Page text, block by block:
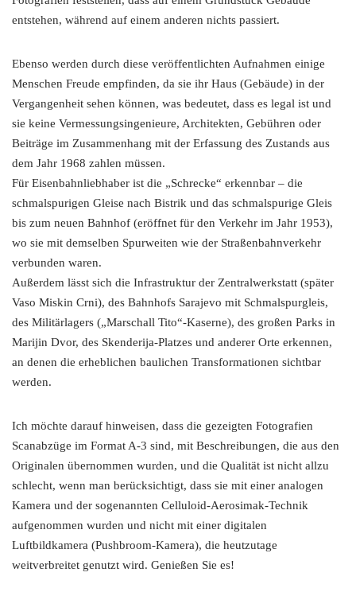
entstehen, während auf einem anderen nichts passiert.
Ebenso werden durch diese veröffentlichten Aufnahmen einige
Menschen Freude empfinden, da sie ihr Haus (Gebäude) in der
Vergangenheit sehen können, was bedeutet, dass es legal ist und
sie keine Vermessungsingenieure, Architekten, Gebühren oder
Beiträge im Zusammenhang mit der Erfassung des Zustands aus
dem Jahr 1968 zahlen müssen.
Für Eisenbahnliebhaber ist die „Schrecke“ erkennbar – die
schmalspurigen Gleise nach Bistrik und das schmalspurige Gleis
bis zum neuen Bahnhof (eröffnet für den Verkehr im Jahr 1953),
wo sie mit demselben Spurweiten wie der Straßenbahnverkehr
verbunden waren.
Außerdem lässt sich die Infrastruktur der Zentralwerkstatt (später
Vaso Miskin Crni), des Bahnhofs Sarajevo mit Schmalspurgleis,
des Militärlagers („Marschall Tito“-Kaserne), des großen Parks in
Marijin Dvor, des Skenderija-Platzes und anderer Orte erkennen,
an denen die erheblichen baulichen Transformationen sichtbar
werden.
Ich möchte darauf hinweisen, dass die gezeigten Fotografien
Scanabzüge im Format A-3 sind, mit Beschreibungen, die aus den
Originalen übernommen wurden, und die Qualität ist nicht allzu
schlecht, wenn man berücksichtigt, dass sie mit einer analogen
Kamera und der sogenannten Celluloid-Aerosimak-Technik
aufgenommen wurden und nicht mit einer digitalen
Luftbildkamera (Pushbroom-Kamera), die heutzutage
weitverbreitet genutzt wird. Genießen Sie es!